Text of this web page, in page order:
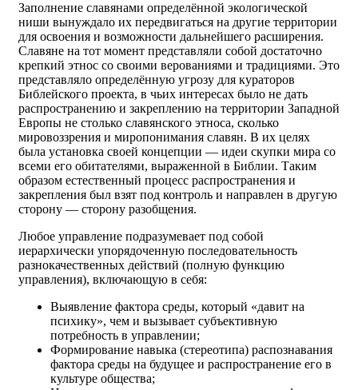
Заполнение славянами определённой экологической
ниши вынуждало их передвигаться на другие территории
для освоения и возможности дальнейшего расширения.
Славяне на тот момент представляли собой достаточно
крепкий этнос со своими верованиями и традициями. Это
представляло определённую угрозу для кураторов
Библейского проекта, в чьих интересах было не дать
распространению и закреплению на территории Западной
Европы не столько славянского этноса, сколько
мировоззрения и миропонимания славян. В их целях
была установка своей концепции — идеи скупки мира со
всеми его обитателями, выраженной в Библии. Таким
образом естественный процесс распространения и
закрепления был взят под контроль и направлен в другую
сторону — сторону разобщения.
Любое управление подразумевает под собой
иерархически упорядоченную последовательность
разнокачественных действий (полную функцию
управления), включающую в себя:
Выявление фактора среды, который «давит на
психику», чем и вызывает субъективную
потребность в управлении;
Формирование навыка (стереотипа) распознавания
фактора среды на будущее и распространение его в
культуре общества;